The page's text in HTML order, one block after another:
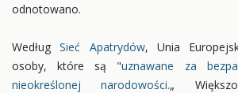
odnotowano.
WedługSieć Apatrydów, Unia
osoby, które są "uznawane za
nieokreślonej narodowości.„